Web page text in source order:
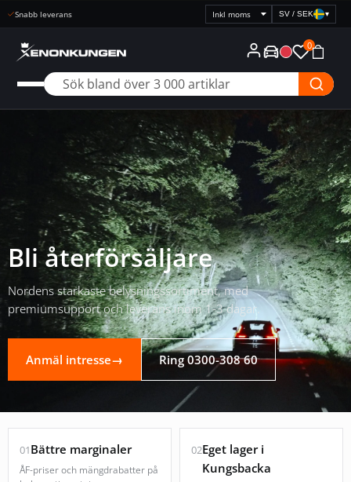
Snabb leverans
Välj
prisvisning
SV / SEK ▾
0
Bli återförsäljare
Nordens starkaste belysningssortiment, med
premiumsupport och leverans inom 1-3 dagar.
Anmäl intresse→ Ring 0300-308 60
01Bättre marginaler
ÅF-priser och mängdrabatter på
02Eget lager i
Kungsbacka